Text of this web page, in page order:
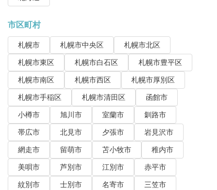
市区町村
札幌市 札幌市中央区
札幌市北区
札幌市東区
札幌市白石区
札幌市豊平区
札幌市南区
札幌市西区
札幌市厚別区
札幌市手稲区
札幌市清田区
函館市
小樽市
旭川市 室蘭市
釧路市
帯広市
北見市 夕張市
岩見沢市
網走市
留萌市 苫小牧市
稚内市
美唄市
芦別市 江別市
赤平市
紋別市
士別市 名寄市
三笠市